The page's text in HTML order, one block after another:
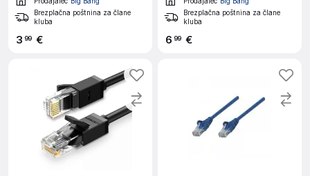
Brezplačna poštnina za člane
kluba
3 99 €
Brezplačna poštnina za člane
kluba
6 99 €